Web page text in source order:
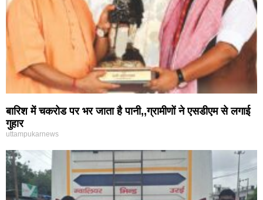
बारिश में चकरोड पर भर जाता है पानी,,ग्रामीणों ने एसडीएम से लगाई
गुहार
uttampukarnews